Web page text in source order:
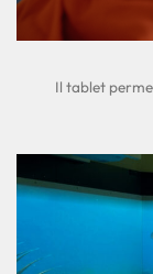
Il tablet